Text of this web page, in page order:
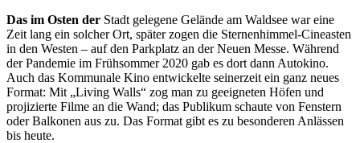
Das im Osten der Stadt gelegene Gelände am Waldsee war eine
Zeit lang ein solcher Ort, später zogen die Sternenhimmel-Cineasten
in den Westen – auf den Parkplatz an der Neuen Messe. Während
der Pandemie im Frühsommer 2020 gab es dort dann Autokino.
Auch das Kommunale Kino entwickelte seinerzeit ein ganz neues
Format: Mit „Living Walls“ zog man zu geeigneten Höfen und
projizierte Filme an die Wand; das Publikum schaute von Fenstern
oder Balkonen aus zu. Das Format gibt es zu besonderen Anlässen
bis heute.